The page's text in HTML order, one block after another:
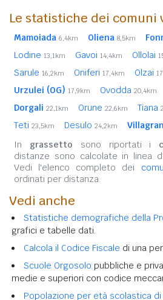
Le statistiche dei comuni
Mamoiada 6,4km Oliena 8,5km
Lodine 13,1km Gavoi 14,4km Ollolai
Sarule 16,2km Oniferi 17,4km Olzai
Urzulei (OG) 17,9km Ovodda 20,4km
Dorgali 22,1km Orune 22,6km Tiana
Teti 23,5km Desulo 24,2km
In grassetto sono riportati i
distanze sono calcolate in linea
Vedi l'elenco completo dei
ordinati per distanza.
Vedi anche
Statistiche demografiche della
grafici e tabelle dati.
Calcola il Codice Fiscale di una
Scuole Orgosolo pubbliche e
medie e superiori con codice
Popolazione per età scolastica di